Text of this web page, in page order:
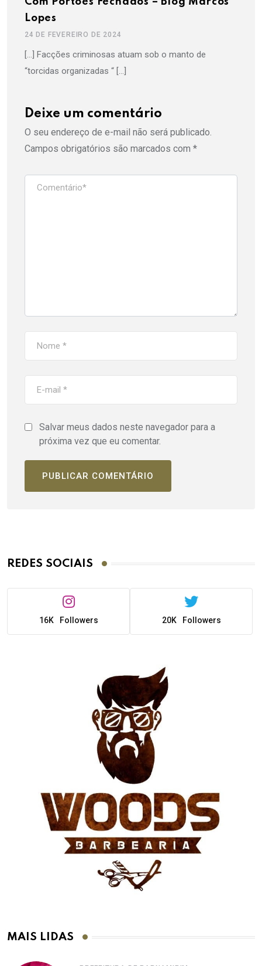
Lopes
24 DE FEVEREIRO DE 2024
[…] Facções criminosas atuam sob o manto de
“torcidas organizadas “ […]
Deixe um comentário
O seu endereço de e-mail não será publicado.
Campos obrigatórios são marcados com *
Salvar meus dados neste navegador para a
próxima vez que eu comentar.
REDES SOCIAIS
16K Followers 20K Followers
MAIS LIDAS